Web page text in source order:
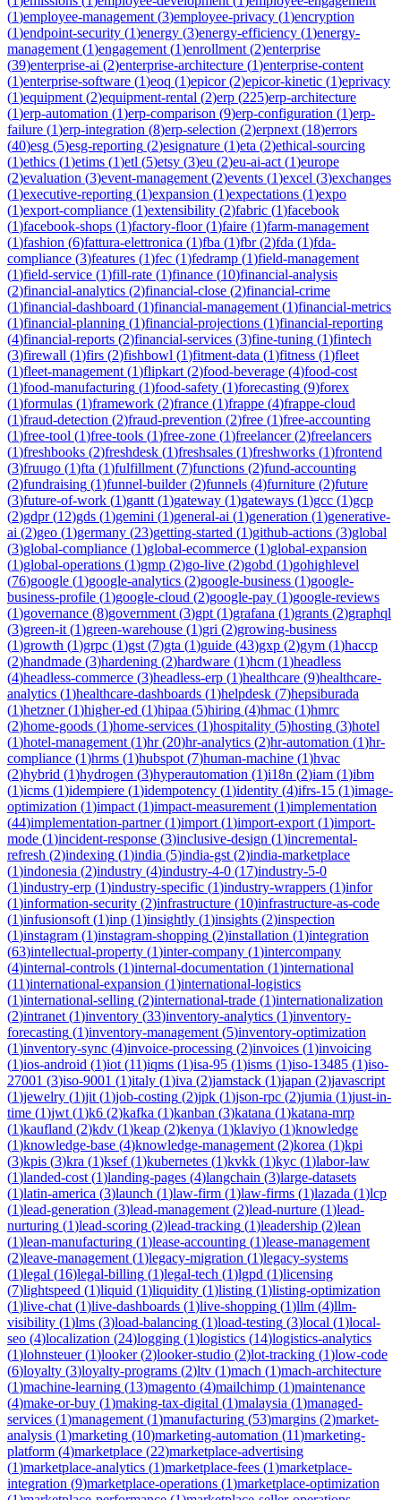
(1)employee-management (3)employee-privacy (1)encryption
(1)endpoint-security (1)energy (3)energy-efficiency (1)energy-
management (1)engagement (1)enrollment (2)enterprise
(39)enterprise-ai (2)enterprise-architecture (1)enterprise-content
(1)enterprise-software (1)eoq (1)epicor(2)epicor-kinetic (1)eprivacy
(1)equipment (2)equipment-rental (2)erp (225)erp-architecture
(1)erp-automation (1)erp-comparison (9)erp-configuration (1)erp-
failure (1)erp-integration (8)erp-selection (2)erpnext (18)errors
(40)esg (5)esg-reporting (2)esignature (1)eta (2)ethical-sourcing
(1)ethics (1)etims (1)etl (5)etsy (3)eu (2)eu-ai-act (1)europe
(2)evaluation (3)event-management (2)events (1)excel (3)exchanges
(1)executive-reporting (1)expansion (1)expectations (1)expo
(1)export-compliance (1)extensibility (2)fabric (1)facebook
(1)facebook-shops (1)factory-floor(1)faire (1)farm-management
(1)fashion (6)fattura-elettronica (1)fba (1)fbr(2)fda (1)fda-
compliance (3)features (1)fec (1)fedramp (1)field-management
(1)field-service (1)fill-rate (1)finance (10)financial-analysis
(2)financial-analytics (2)financial-close (2)financial-crime
(1)financial-dashboard (1)financial-management (1)financial-metrics
(1)financial-planning (1)financial-projections (1)financial-reporting
(4)financial-reports (2)financial-services (3)fine-tuning (1)fintech
(3)firewall (1)firs (2)fishbowl (1)fitment-data (1)fitness (1)fleet
(1)fleet-management (1)flipkart (2)food-beverage (4)food-cost
(1)food-manufacturing (1)food-safety (1)forecasting (9)forex
(1)formulas (1)framework (2)france (1)frappe (4)frappe-cloud
(1)fraud-detection (2)fraud-prevention (2)free (1)free-accounting
(1)free-tool (1)free-tools (1)free-zone (1)freelancer(2)freelancers
(1)freshbooks (2)freshdesk (1)freshsales (1)freshworks (1)frontend
(3)fruugo (1)fta (1)fulfillment (7)functions (2)fund-accounting
(2)fundraising (1)funnel-builder(2)funnels (4)furniture (2)future
(3)future-of-work (1)gantt (1)gateway (1)gateways (1)gcc (1)gcp
(2)gdpr(12)gds (1)gemini (1)general-ai (1)generation (1)generative-
ai (2)geo (1)germany (23)getting-started (1)github-actions (3)global
(3)global-compliance (1)global-ecommerce (1)global-expansion
(1)global-operations (1)gmp (2)go-live (2)gobd (1)gohighlevel
(76)google (1)google-analytics (2)google-business (1)google-
business-profile (1)google-cloud (2)google-pay (1)google-reviews
(1)governance (8)government (3)gpt (1)grafana (1)grants (2)graphql
(3)green-it (1)green-warehouse (1)gri (2)growing-business
(1)growth (1)grpc (1)gst (7)gta (1)guide (43)gxp (2)gym (1)haccp
(2)handmade (3)hardening (2)hardware (1)hcm (1)headless
(4)headless-commerce (3)headless-erp (1)healthcare (9)healthcare-
analytics (1)healthcare-dashboards (1)helpdesk (7)hepsiburada
(1)hetzner(1)higher-ed (1)hipaa (5)hiring (4)hmac (1)hmrc
(2)home-goods (1)home-services (1)hospitality (5)hosting (3)hotel
(1)hotel-management (1)hr(20)hr-analytics (2)hr-automation (1)hr-
compliance (1)hrms (1)hubspot (7)human-machine (1)hvac
(2)hybrid (1)hydrogen (3)hyperautomation (1)i18n (2)iam (1)ibm
(1)icms (1)idempiere (1)idempotency (1)identity (4)ifrs-15 (1)image-
optimization (1)impact (1)impact-measurement (1)implementation
(44)implementation-partner(1)import (1)import-export (1)import-
mode (1)incident-response (3)inclusive-design (1)incremental-
refresh (2)indexing (1)india (5)india-gst (2)india-marketplace
(1)indonesia (2)industry (4)industry-4-0 (17)industry-5-0
(1)industry-erp (1)industry-specific (1)industry-wrappers (1)infor
(1)information-security (2)infrastructure (10)infrastructure-as-code
(1)infusionsoft (1)inp (1)insightly (1)insights (2)inspection
(1)instagram (1)instagram-shopping (2)installation (1)integration
(63)intellectual-property (1)inter-company (1)intercompany
(4)internal-controls (1)internal-documentation (1)international
(11)international-expansion (1)international-logistics
(1)international-selling (2)international-trade (1)internationalization
(2)intranet (1)inventory (33)inventory-analytics (1)inventory-
forecasting (1)inventory-management (5)inventory-optimization
(1)inventory-sync (4)invoice-processing (2)invoices (1)invoicing
(1)ios-android (1)iot (11)iqms (1)isa-95 (1)isms (1)iso-13485 (1)iso-
27001 (3)iso-9001 (1)italy (1)iva (2)jamstack (1)japan (2)javascript
(1)jewelry (1)jit (1)job-costing (2)jpk (1)json-rpc (2)jumia (1)just-in-
time (1)jwt (1)k6 (2)kafka (1)kanban (3)katana (1)katana-mrp
(1)kaufland (2)kdv (1)keap (2)kenya (1)klaviyo (1)knowledge
(1)knowledge-base (4)knowledge-management (2)korea (1)kpi
(3)kpis (3)kra (1)ksef(1)kubernetes (1)kvkk (1)kyc (1)labor-law
(1)landed-cost (1)landing-pages (4)langchain (3)large-datasets
(1)latin-america (3)launch (1)law-firm (1)law-firms (1)lazada (1)lcp
(1)lead-generation (3)lead-management (2)lead-nurture (1)lead-
nurturing (1)lead-scoring (2)lead-tracking (1)leadership (2)lean
(1)lean-manufacturing (1)lease-accounting (1)lease-management
(2)leave-management (1)legacy-migration (1)legacy-systems
(1)legal (16)legal-billing (1)legal-tech (1)lgpd (1)licensing
(7)lightspeed (1)liquid (1)liquidity (1)listing (1)listing-optimization
(1)live-chat (1)live-dashboards (1)live-shopping (1)llm (4)llm-
visibility (1)lms (3)load-balancing (1)load-testing (3)local (1)local-
seo (4)localization (24)logging (1)logistics (14)logistics-analytics
(1)lohnsteuer(1)looker(2)looker-studio (2)lot-tracking (1)low-code
(6)loyalty (3)loyalty-programs (2)ltv (1)mach (1)mach-architecture
(1)machine-learning (13)magento (4)mailchimp (1)maintenance
(4)make-or-buy (1)making-tax-digital (1)malaysia (1)managed-
services (1)management (1)manufacturing (53)margins (2)market-
analysis (1)marketing (10)marketing-automation (11)marketing-
platform (4)marketplace (22)marketplace-advertising
(1)marketplace-analytics (1)marketplace-fees (1)marketplace-
integration (9)marketplace-operations (1)marketplace-optimization